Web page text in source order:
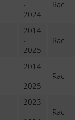
-
2024
Rac
2014
-
2025
Rac
2014
-
2025
Rac
2023
-
Rac